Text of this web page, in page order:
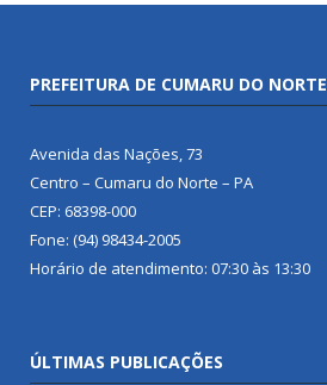
PREFEITURA DE CUMARU DO NORTE
Avenida das Nações, 73
Centro – Cumaru do Norte – PA
CEP: 68398-000
Fone: (94) 98434-2005
Horário de atendimento: 07:30 às 13:30
ÚLTIMAS PUBLICAÇÕES